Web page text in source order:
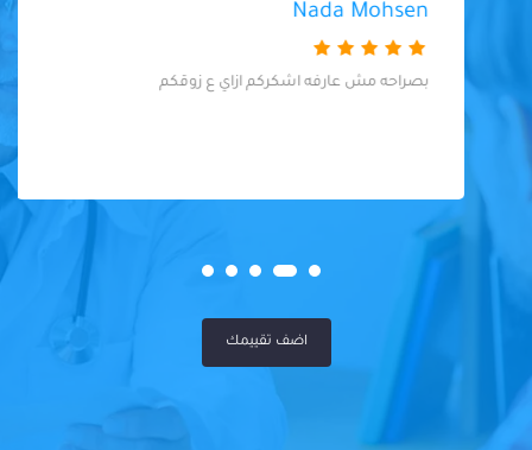
Nada Mohsen
بصراحه مش عارفه اشكركم ازاي ع زوقكم
اضف تقييمك